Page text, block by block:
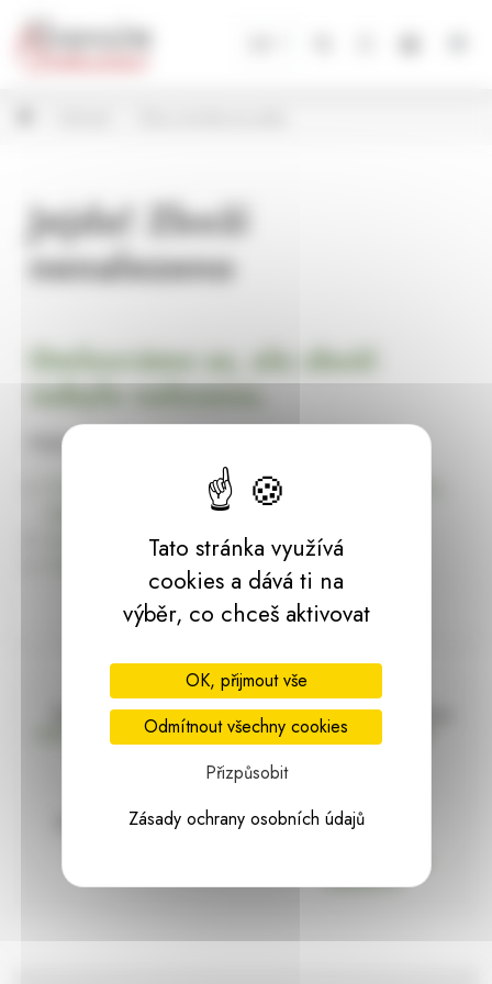
Jejda! Zboží
nenalezeno
Omlouváme se, ale zboží
nebylo nalezeno.
Pokračujte na
Úvodní stránku Dekorace, bytové a zahradní doplňky,
dárky | HARASIM.info
Doprava zdarma
nad 2000 Kč bez DPH
Vše máme skladem
Ihned k odeslání
97% hodnocení Zásilka pod
Panel pro správu cookies
Tato stránka využívá
cookies a dává ti na
výběr, co chceš aktivovat
OK, přijmout vše
Odmítnout všechny cookies
Přizpůsobit
Zásady ochrany osobních údajů